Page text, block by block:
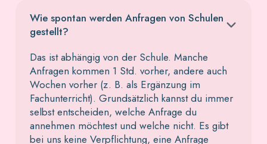
Wie spontan werden Anfragen von Schulen
gestellt?
Das ist abhängig von der Schule. Manche
Anfragen kommen 1 Std. vorher, andere auch
Wochen vorher (z. B. als Ergänzung im
Fachunterricht). Grundsätzlich kannst du immer
selbst entscheiden, welche Anfrage du
annehmen möchtest und welche nicht. Es gibt
bei uns keine Verpflichtung, eine Anfrage